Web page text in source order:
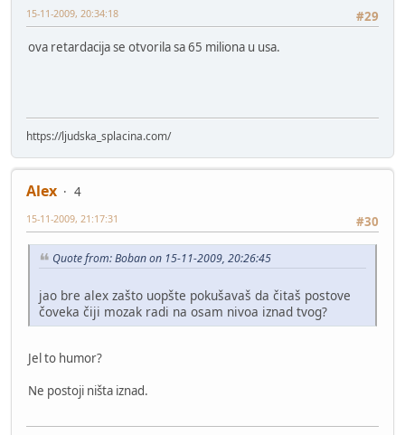
#29
15-11-2009, 20:34:18
ova retardacija se otvorila sa 65 miliona u usa.
https://ljudska_splacina.com/
Alex
4
#30
15-11-2009, 21:17:31
Quote from: Boban on 15-11-2009, 20:26:45
jao bre alex zašto uopšte pokušavaš da čitaš postove
čoveka čiji mozak radi na osam nivoa iznad tvog?
Jel to humor?
Ne postoji ništa iznad.